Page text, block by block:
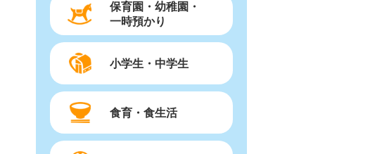
保育園・幼稚園・
一時預かり
小学生・中学生
食育・食生活